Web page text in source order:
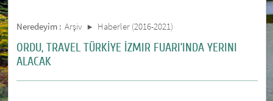
Neredeyim : Arşiv Haberler (2016-2021)
ORDU, TRAVEL TÜRKİYE İZMIR FUARI’INDA YERINI
ALACAK